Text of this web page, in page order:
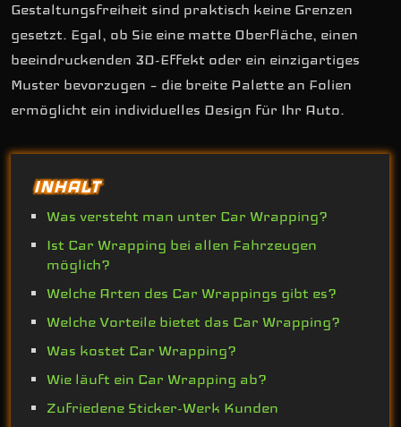
Gestaltungsfreiheit sind praktisch keine Grenzen
gesetzt. Egal, ob Sie eine matte Oberfläche, einen
beeindruckenden 3D-Effekt oder ein einzigartiges
Muster bevorzugen – die breite Palette an Folien
ermöglicht ein individuelles Design für Ihr Auto.
INHALT
Was versteht man unter Car Wrapping?
Ist Car Wrapping bei allen Fahrzeugen
möglich?
Welche Arten des Car Wrappings gibt es?
Welche Vorteile bietet das Car Wrapping?
Was kostet Car Wrapping?
Wie läuft ein Car Wrapping ab?
Zufriedene Sticker-Werk Kunden